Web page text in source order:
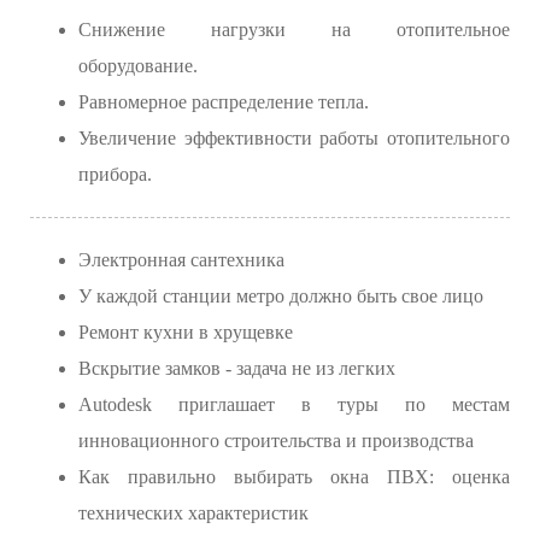
Снижение нагрузки на отопительное
оборудование.
Равномерное распределение тепла.
Увеличение эффективности работы отопительного
прибора.
Электронная сантехника
У каждой станции метро должно быть свое лицо
Ремонт кухни в хрущевке
Вскрытие замков - задача не из легких
Autodesk приглашает в туры по местам
инновационного строительства и производства
Как правильно выбирать окна ПВХ: оценка
технических характеристик